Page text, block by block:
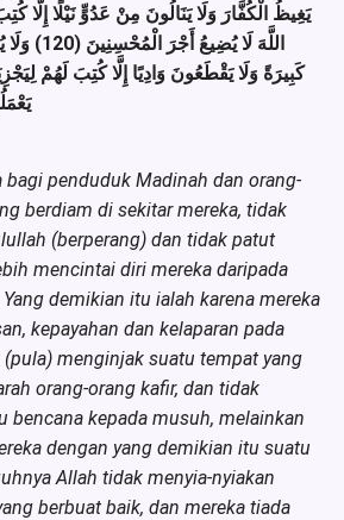
يَغِيظُ الْكُفَّارَ وَلَا يَنَالُونَ مِنْ عَدُوٍّ نَيْلًا
اللَّهَ لَا
كَبِيرَةً وَلَا يَقْطَعُونَ وَادِيًا إِلَّا كُتِبَ لَهُمْ
bagi penduduk Madinah dan orang-
berdiam di sekitar mereka, tidak
(berperang) dan tidak patut
mencintai diri mereka daripada
demikian itu ialah karena mereka
kepayahan dan kelaparan pada
menginjak suatu tempat yang
orang-orang kafir, dan tidak
bencana kepada musuh, melainkan
dengan yang demikian itu suatu
Allah tidak menyia-nyiakan
berbuat baik, dan mereka tiada